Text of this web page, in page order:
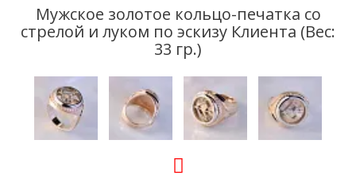
Мужское золотое кольцо-печатка со
стрелой и луком по эскизу Клиента (Вес:
33 гр.)